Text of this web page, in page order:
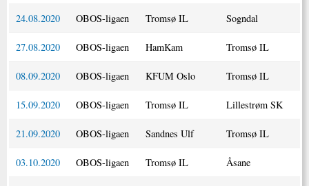
24.08.2020 OBOS-ligaen Tromsø IL Sogndal
27.08.2020 OBOS-ligaen HamKam Tromsø IL
08.09.2020 OBOS-ligaen KFUM Oslo Tromsø IL
15.09.2020 OBOS-ligaen Tromsø IL Lillestrøm SK
21.09.2020 OBOS-ligaen Sandnes Ulf Tromsø IL
03.10.2020 OBOS-ligaen Tromsø IL Åsane